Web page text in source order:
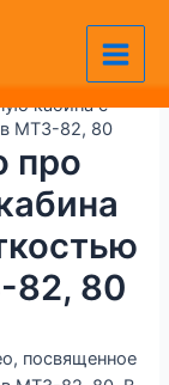
Main
Menu
кабина с
МТЗ-82, 80
про
82, 80
посвященное